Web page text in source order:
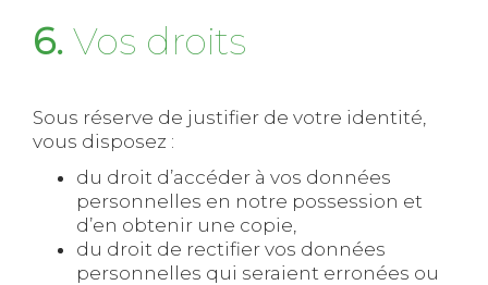
6. Vos droits
Sous réserve de justifier de votre identité,
vous disposez :
du droit d’accéder à vos données
personnelles en notre possession et
d’en obtenir une copie,
du droit de rectifier vos données
personnelles qui seraient erronées ou